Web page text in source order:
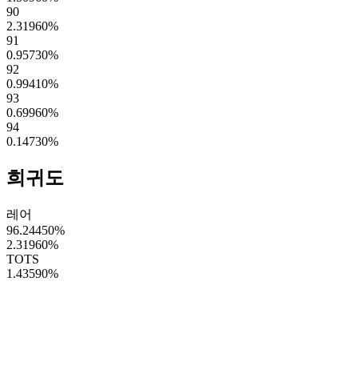
90
2.31960%
91
0.95730%
92
0.99410%
93
0.69960%
94
0.14730%
희귀도
레어
96.24450%
2.31960%
TOTS
1.43590%